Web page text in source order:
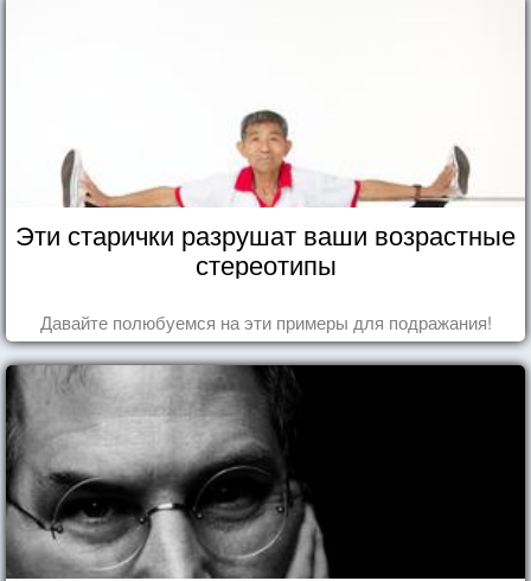
Эти старички разрушат ваши возрастные
стереотипы
Давайте полюбуемся на эти примеры для подражания!